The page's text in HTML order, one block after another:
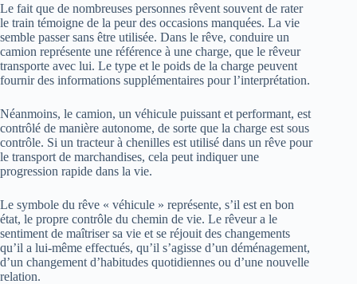
Le fait que de nombreuses personnes rêvent souvent de rater
le train témoigne de la peur des occasions manquées. La vie
semble passer sans être utilisée. Dans le rêve, conduire un
camion représente une référence à une charge, que le rêveur
transporte avec lui. Le type et le poids de la charge peuvent
fournir des informations supplémentaires pour l’interprétation.
Néanmoins, le camion, un véhicule puissant et performant, est
contrôlé de manière autonome, de sorte que la charge est sous
contrôle. Si un tracteur à chenilles est utilisé dans un rêve pour
le transport de marchandises, cela peut indiquer une
progression rapide dans la vie.
Le symbole du rêve « véhicule » représente, s’il est en bon
état, le propre contrôle du chemin de vie. Le rêveur a le
sentiment de maîtriser sa vie et se réjouit des changements
qu’il a lui-même effectués, qu’il s’agisse d’un déménagement,
d’un changement d’habitudes quotidiennes ou d’une nouvelle
relation.